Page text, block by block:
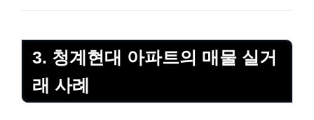
3. 청계현대 아파트의 매물 실거
래 사례